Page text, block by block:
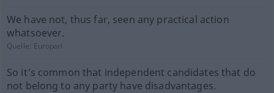
We have not, thus far, seen any practical action
whatsoever.
Quelle: Europarl
So it's common that independent candidates that do
not belong to any party have disadvantages.